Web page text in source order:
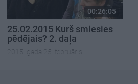
00:26:05
25.02.2015 Kurš smiesies
pēdējais? 2. daļa
2015. gada 25. februāris